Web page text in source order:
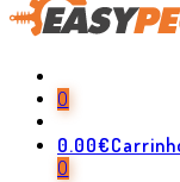
0
0.00€
0